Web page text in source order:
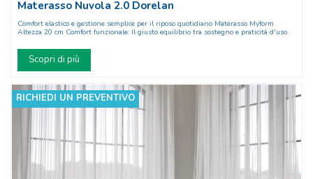
Materasso Nuvola 2.0 Dorelan
Comfort elastico e gestione semplice per il riposo quotidiano Materasso Myform
Altezza 20 cm Comfort funzionale: Il giusto equilibrio tra sostegno e praticità d'uso
Scopri di più
RICHIEDI UN PREVENTIVO